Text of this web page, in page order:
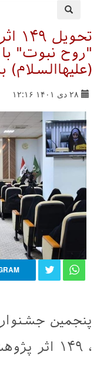
"روح نبوت"
(علیهاالسلام)
۲۸ دی ۱۴۰۱ ۱۲:۱۶
پنجمین
، ۱۴۹ اثر